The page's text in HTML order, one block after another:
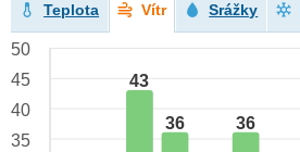
Teplota Vítr Srážky
43
36 36
50
45
40
35